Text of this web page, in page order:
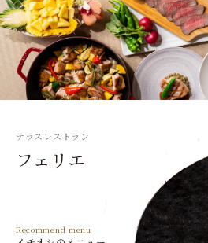
テラスレストラン
フェリエ
Recommend menu